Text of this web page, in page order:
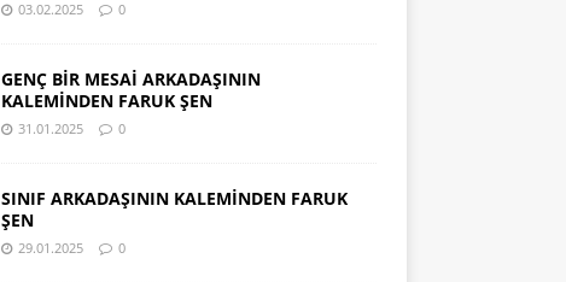
03.02.2025 0
GENÇ BİR MESAİ ARKADAŞININ
KALEMİNDEN FARUK ŞEN
31.01.2025 0
SINIF ARKADAŞININ KALEMİNDEN FARUK
ŞEN
29.01.2025 0